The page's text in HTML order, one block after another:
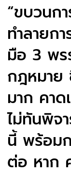
“ขบวนก
ทำลายก
มือ 3 พร
กฎหมาย
มาก คา
ไม่ทันพิจ
นี้ พร้อม
ต่อ หาก